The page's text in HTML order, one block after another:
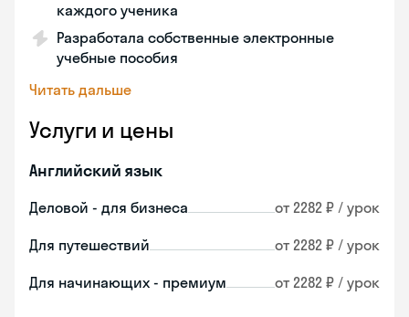
каждого ученика
Разработала собственные электронные
учебные пособия
Читать дальше
Услуги и цены
Английский язык
Деловой - для бизнеса от 2282 ₽ / урок
Для путешествий от 2282 ₽ / урок
Для начинающих - премиум от 2282 ₽ / урок